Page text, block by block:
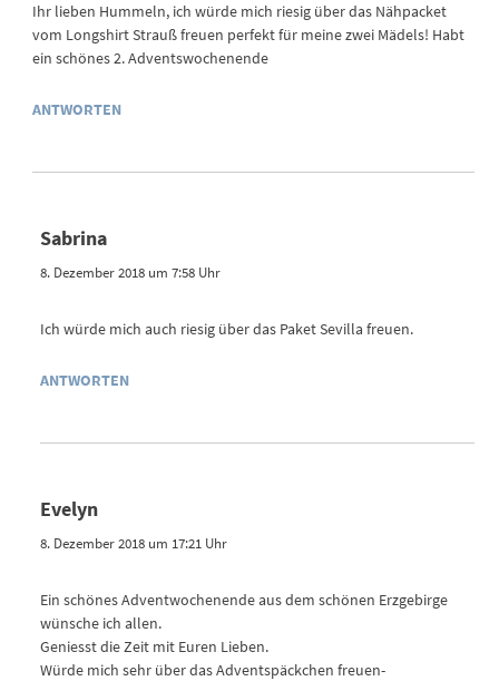
Ihr lieben Hummeln, ich würde mich riesig über das Nähpacket
vom Longshirt Strauß freuen perfekt für meine zwei Mädels! Habt
ein schönes 2. Adventswochenende
ANTWORTEN
Sabrina
8. Dezember 2018 um 7:58 Uhr
Ich würde mich auch riesig über das Paket Sevilla freuen.
ANTWORTEN
Evelyn
8. Dezember 2018 um 17:21 Uhr
Ein schönes Adventwochenende aus dem schönen Erzgebirge
wünsche ich allen.
Geniesst die Zeit mit Euren Lieben.
Würde mich sehr über das Adventspäckchen freuen-